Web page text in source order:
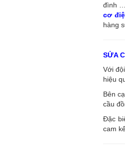
đình
cơ
hàng
SỬA
Với
hiệu
Bên
cầu
Đặc
cam